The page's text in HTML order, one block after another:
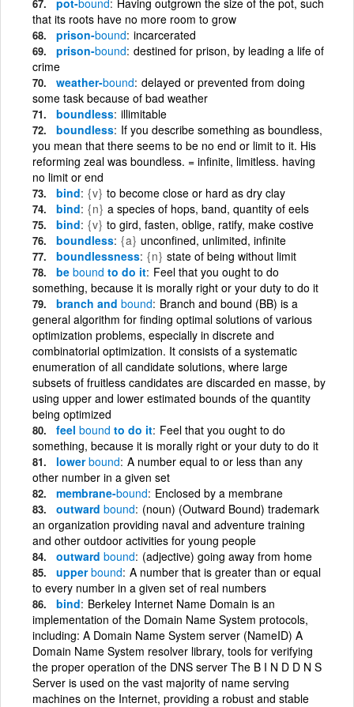
that its roots have no more room to grow
prison-bound incarcerated
prison-bound destined for prison, by leading a life of
crime
weather-bound delayed or prevented from doing
some task because of bad weather
boundless illimitable
boundless If you describe something as boundless,
you mean that there seems to be no end or limit to it. His
reforming zeal was boundless. = infinite, limitless. having
no limit or end
bind {v} to become close or hard as dry clay
bind {n} a species of hops, band, quantity of eels
bind {v} to gird, fasten, oblige, ratify, make costive
boundless {a} unconfined, unlimited, infinite
boundlessness {n} state of being without limit
be bound to do it Feel that you ought to do
something, because it is morally right or your duty to do it
branch and bound Branch and bound (BB) is a
general algorithm for finding optimal solutions of various
optimization problems, especially in discrete and
combinatorial optimization. It consists of a systematic
enumeration of all candidate solutions, where large
subsets of fruitless candidates are discarded en masse, by
using upper and lower estimated bounds of the quantity
being optimized
feel bound to do it Feel that you ought to do
something, because it is morally right or your duty to do it
lowerbound A number equal to or less than any
other number in a given set
membrane-bound Enclosed by a membrane
outward bound (noun) (Outward Bound) trademark
an organization providing naval and adventure training
and other outdoor activities for young people
outward bound (adjective) going away from home
upperbound A number that is greater than or equal
to every number in a given set of real numbers
bind Berkeley Internet Name Domain is an
implementation of the Domain Name System protocols,
including: A Domain Name System server (NameID) A
Domain Name System resolver library, tools for verifying
the proper operation of the DNS server The B I N D D N S
Server is used on the vast majority of name serving
machines on the Internet, providing a robust and stable